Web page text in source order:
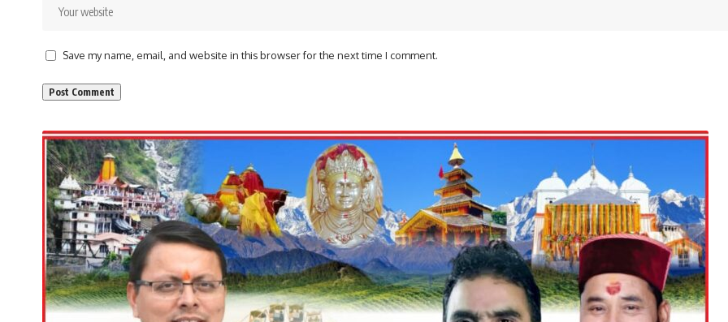
Save my name, email, and website in this browser for the next time I comment.